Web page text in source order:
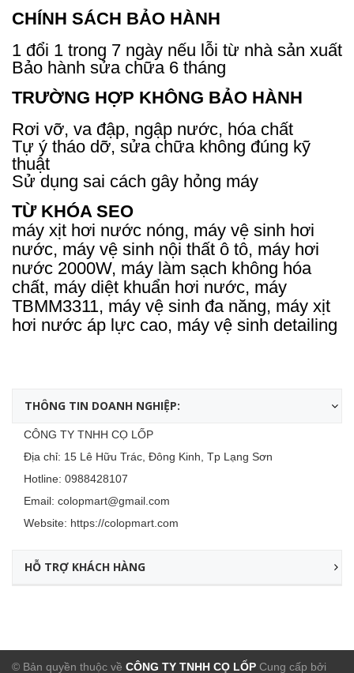
CHÍNH SÁCH BẢO HÀNH
1 đổi 1 trong 7 ngày nếu lỗi từ nhà sản xuất
Bảo hành sửa chữa 6 tháng
TRƯỜNG HỢP KHÔNG BẢO HÀNH
Rơi vỡ, va đập, ngập nước, hóa chất
Tự ý tháo dỡ, sửa chữa không đúng kỹ
thuật
Sử dụng sai cách gây hỏng máy
TỪ KHÓA SEO
máy xịt hơi nước nóng, máy vệ sinh hơi
nước, máy vệ sinh nội thất ô tô, máy hơi
nước 2000W, máy làm sạch không hóa
chất, máy diệt khuẩn hơi nước, máy
TBMM3311, máy vệ sinh đa năng, máy xịt
hơi nước áp lực cao, máy vệ sinh detailing
THÔNG TIN DOANH NGHIỆP:
CÔNG TY TNHH CỌ LỐP
Địa chỉ: 15 Lê Hữu Trác, Đông Kinh, Tp Lạng Sơn
Hotline: 0988428107
Email: colopmart@gmail.com
Website: https://colopmart.com
HỖ TRỢ KHÁCH HÀNG
© Bản quyền thuộc về CÔNG TY TNHH CỌ LỐP Cung cấp bởi